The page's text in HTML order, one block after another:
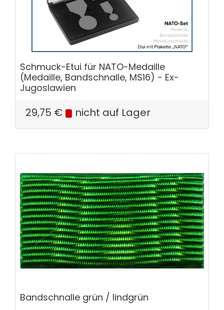
Schmuck-Etui für NATO-Medaille
(Medaille, Bandschnalle, MS16) - Ex-
Jugoslawien
29,75 € nicht auf Lager
Bandschnalle grün / lindgrün